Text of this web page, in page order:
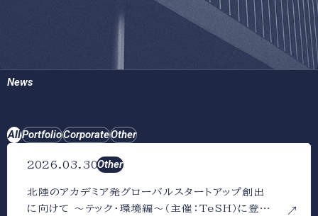
News
AllPortfolioCorporateOther
2026.03.30Other
北陸のアカデミア発グローバルスタートアップ創出
に向けて 〜テック・環境編〜（主催：TeSH）に登壇